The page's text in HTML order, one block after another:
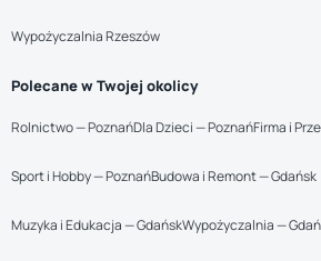
Wypożyczalnia Rzeszów
Polecane w Twojej okolicy
Rolnictwo — PoznańDla Dzieci — PoznańFirma i
Sport i Hobby — PoznańBudowa i Remont — Gdańsk
Muzyka i Edukacja — GdańskWypożyczalnia —